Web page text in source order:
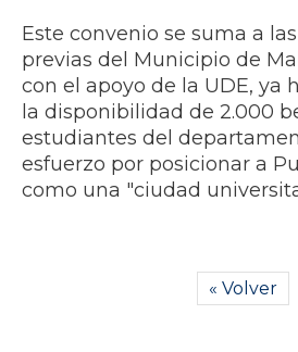
​Este convenio se suma a
previas del Municipio de
con el apoyo de la UDE, ya
la disponibilidad de 2.000
estudiantes del
esfuerzo por posicionar a
como una "ciudad
« Volver